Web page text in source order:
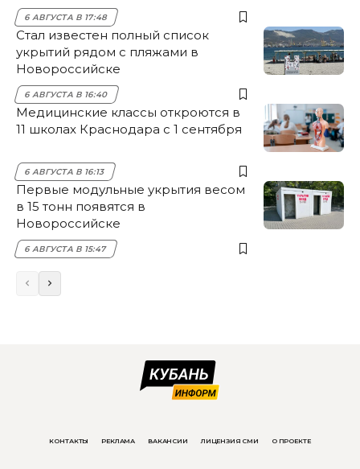
6 АВГУСТА В 17:48
Стал известен полный список
укрытий рядом с пляжами в
Новороссийске
6 АВГУСТА В 16:40
Медицинские классы откроются в
11 школах Краснодара с 1 сентября
6 АВГУСТА В 16:13
Первые модульные укрытия весом
в 15 тонн появятся в
Новороссийске
6 АВГУСТА В 15:47
КОНТАКТЫ РЕКЛАМА ВАКАНСИИ ЛИЦЕНЗИЯ СМИ О ПРОЕКТЕ